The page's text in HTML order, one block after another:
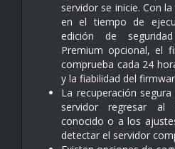
servidor se inicie. Con
en el tiempo de
edición de
Premium opcional, el
comprueba cada 24
y la fiabilidad del
La recuperación
servidor regresar al
conocido o a los
detectar el servidor